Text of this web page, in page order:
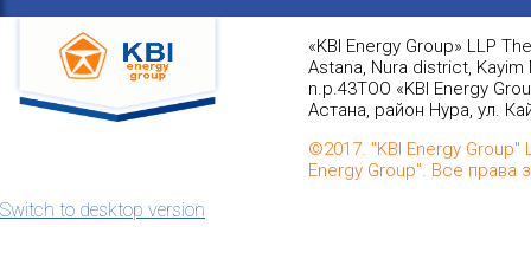
«KBI Energy Group» LLP
Astana, Nura district,
n.p.43ТОО «KBI Energy
Астана, район Нура, ул.
©2017. "KBI Energy Group"
Energy Group". Все права
Switch to desktop version